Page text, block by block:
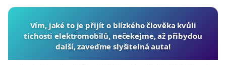
Vím, jaké to je přijít o blízkého člověka kvůli
tichosti elektromobilů, nečekejme, až přibydou
další, zaveďme slyšitelná auta!